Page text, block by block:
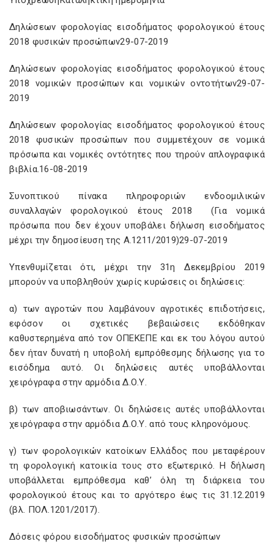
Δηλώσεων φορολογίας εισοδήματος φορολογικού έτους
2018 φυσικών προσώπων29-07-2019
Δηλώσεων φορολογίας εισοδήματος φορολογικού έτους
2018 νομικών προσώπων και νομικών οντοτήτων29-07-
2019
Δηλώσεων φορολογίας εισοδήματος φορολογικού έτους
2018 φυσικών προσώπων που συμμετέχουν σε νομικά
πρόσωπα και νομικές οντότητες που τηρούν απλογραφικά
βιβλία.16-08-2019
Συνοπτικού πίνακα πληροφοριών ενδοομιλικών
συναλλαγών φορολογικού έτους 2018 (Για νομικά
πρόσωπα που δεν έχουν υποβάλει δήλωση εισοδήματος
μέχρι την δημοσίευση της Α.1211/2019)29-07-2019
Υπενθυμίζεται ότι, μέχρι την 31η Δεκεμβρίου 2019
μπορούν να υποβληθούν χωρίς κυρώσεις οι δηλώσεις:
α) των αγροτών που λαμβάνουν αγροτικές επιδοτήσεις,
εφόσον οι σχετικές βεβαιώσεις εκδόθηκαν
καθυστερημένα από τον ΟΠΕΚΕΠΕ και εκ του λόγου αυτού
δεν ήταν δυνατή η υποβολή εμπρόθεσμης δήλωσης για το
εισόδημα αυτό. Οι δηλώσεις αυτές υποβάλλονται
χειρόγραφα στην αρμόδια Δ.Ο.Υ.
β) των αποβιωσάντων. Οι δηλώσεις αυτές υποβάλλονται
χειρόγραφα στην αρμόδια Δ.Ο.Υ. από τους κληρονόμους.
γ) των φορολογικών κατοίκων Ελλάδος που μεταφέρουν
τη φορολογική κατοικία τους στο εξωτερικό. Η δήλωση
υποβάλλεται εμπρόθεσμα καθ’ όλη τη διάρκεια του
φορολογικού έτους και το αργότερο έως τις 31.12.2019
(βλ. ΠΟΛ.1201/2017).
Δόσεις φόρου εισοδήματος φυσικών προσώπων